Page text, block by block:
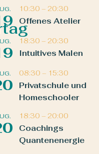
10:30 – 20:30
Offenes Atelier
18:30 – 20:30
Intuitives Malen
08:30 – 15:30
Privatschule und
Homeschooler
18:30 – 20:00
Coachings
Quantenenergie